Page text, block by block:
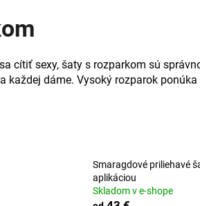
cítiť sexy, šaty s rozparkom sú
dáme. Vysoký rozparok
Smaragdové priliehavé
aplikáciou
Skladom v e-shope
Odporúčame